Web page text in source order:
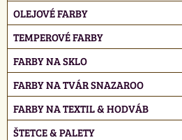
OLEJOVÉ FARBY
TEMPEROVÉ FARBY
FARBY NA SKLO
FARBY NA TVÁR SNAZAROO
FARBY NA TEXTIL & HODVÁB
ŠTETCE & PALETY